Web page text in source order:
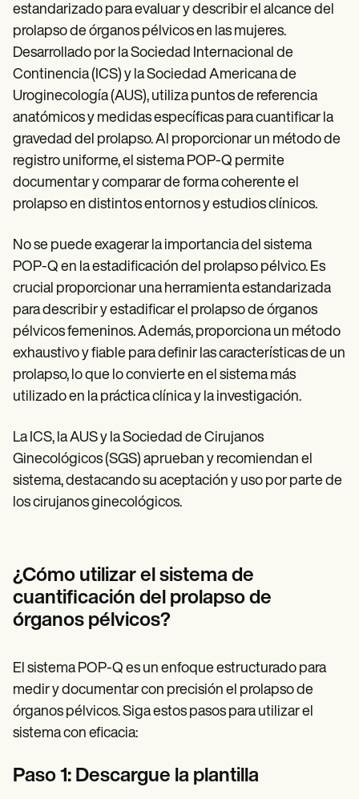
estandarizado para evaluar y describir el alcance del
prolapso de órganos pélvicos en las mujeres.
Desarrollado por la Sociedad Internacional de
Continencia (ICS) y la Sociedad Americana de
Uroginecología (AUS), utiliza puntos de referencia
anatómicos y medidas específicas para cuantificar la
gravedad del prolapso. Al proporcionar un método de
registro uniforme, el sistema POP-Q permite
documentar y comparar de forma coherente el
prolapso en distintos entornos y estudios clínicos.
No se puede exagerar la importancia del sistema
POP-Q en la estadificación del prolapso pélvico. Es
crucial proporcionar una herramienta estandarizada
para describir y estadificar el prolapso de órganos
pélvicos femeninos. Además, proporciona un método
exhaustivo y fiable para definir las características de un
prolapso, lo que lo convierte en el sistema más
utilizado en la práctica clínica y la investigación.
La ICS, la AUS y la Sociedad de Cirujanos
Ginecológicos (SGS) aprueban y recomiendan el
sistema, destacando su aceptación y uso por parte de
los cirujanos ginecológicos.
¿Cómo utilizar el sistema de
cuantificación del prolapso de
órganos pélvicos?
El sistema POP-Q es un enfoque estructurado para
medir y documentar con precisión el prolapso de
órganos pélvicos. Siga estos pasos para utilizar el
sistema con eficacia:
Paso 1: Descargue la plantilla